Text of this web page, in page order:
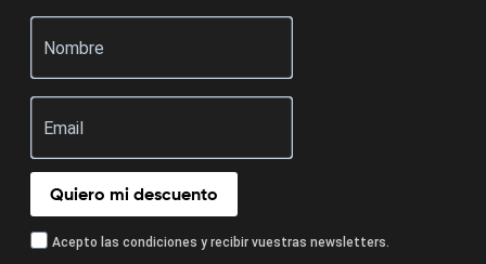
Quiero mi descuento
Acepto las condiciones y recibir vuestras newsletters.